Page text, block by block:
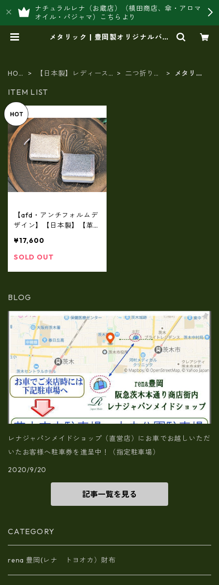
ナチュラルレナ（お蔵店）（槙田商店、傘・アロマ
オイル・パジャマ）こちらより
メタリック | 豊岡製オリジナルバッ
HOM
【日本製】レディース
二つ折り財
メタリッ
ITEM LIST
【afd・アンチフォルムデ
ザイン】【日本製】【革メ
ナー付き二つ折り財布（角
型）Tz－132
¥17,600
SOLD OUT
BLOG
レナジャパンメイドショップ（直営店）にお車でお越しいただ
いたお客様へ駐車券を進呈中！（指定駐車場）
2020/9/20
記事一覧を見る
CATEGORY
rena 豊岡(レナ トヨオカ）財布